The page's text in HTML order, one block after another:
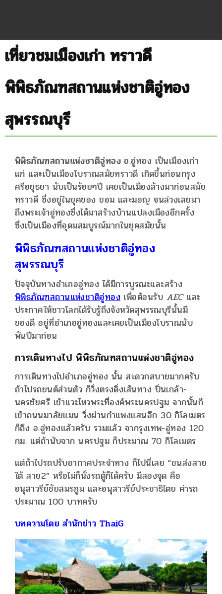
เที่ยวชมเมืองเก่า ทราวดี
พิพิธภัณฑสถานแห่งชาติอู่ทอง
สุพรรณบุรี
พิพิธภัณฑสถานแห่งชาติอู่ทอง อ.อู่ทอง เป็นเมืองเก่า
แก่ และเป็นเมืองโบราณสมัยทราวดี เกิดขึ้นก่อนกรุง
ศรีอยุธยา นับเป็นร้อยๆปี เคยเป็นเมืองล้างมาก่อนสมัย
ทราวดี ซึ่งอยู่ในยุคของ ขอม และมอญ จนล่วงเลยมา
ถึงพระเจ้าอู่ทองซึ่งได้มาสร้างบ้านแปลงเมืองอีกครั้ง
ซึ่งเป็นเมืองที่อุดมสมบูรณ์มากในยุคสมัยนั้น
พิพิธภัณฑสถานแห่งชาติอู่ทอง
สุพรรณบุรี
ปัจจุบันทางอำเภออู่ทอง ได้มีการบูรณะและสร้าง
พิพิธภัณฑสถานแห่งชาติอู่ทอง เพื่อต้อนรับ AECและ
ประกาศให้ชาวโลกได้รับรู้ถึงจังหวัดสุพรรณบุรีนั้นมี
ของดี อยู่ที่อำเภออู่ทองและเคยเป็นเมืองโบราณนับ
พันปีมาก่อน
การเดินทางไป พิพิธภัณฑสถานแห่งชาติอู่ทอง
การเดินทางไปอำเภออู่ทอง นั้น สะดวกสบายมากครับ
ถ้าไปรถยนต์ส่วนตัว ก็วิ่งตรงดิ่งเส้นทาง ปิ่นเกล้า-
นครชัยศรี เข้าแวะไหวพระที่องค์พระนครปฐม จากนั้นก็
เข้าถนนมาลัยแมน วิ่งผ่านกำแพงแสนอีก 30 กิโลเมตร
ก็ถึง อ.อู่ทองแล้วครับ รวมแล้ว จากรุงเทพ-อู่ทอง 120
กม. แต่ถ้านับจาก นครปฐม ก็ประมาณ 70 กิโลเมตร
แต่ถ้าไปรถปรับอากาศประจำทาง ก็ไปนี่เลย “ขนส่งสาย
ใต้ สาย2” หรือไม่ก็นั่งรถตู้ก็ได้ครับ มีสองจุด คือ
อนุสาวรีย์ชัยสมรภูม และอนุสาวรีย์ประชาธิไตย ค่ารถ
ประมาณ 100 บาทครับ
บทความโดย สำนักข่าว ThaiG